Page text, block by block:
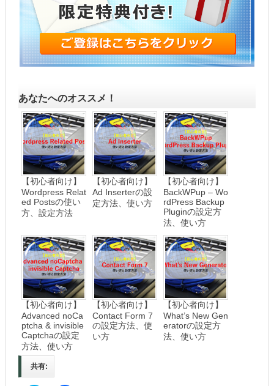
あなたへのオススメ！
【初心者向け】
Wordpress Relat
ed Postsの使い
方、設定方法
【初心者向け】
Ad Inserterの設
定方法、使い方
【初心者向け】
BackWPup – Wo
rdPress Backup
Pluginの設定方
法、使い方
【初心者向け】
Advanced noCa
ptcha & invisible
Captchaの設定
方法、使い方
【初心者向け】
Contact Form 7
の設定方法、使
い方
【初心者向け】
What’s New Gen
eratorの設定方
法、使い方
共有: